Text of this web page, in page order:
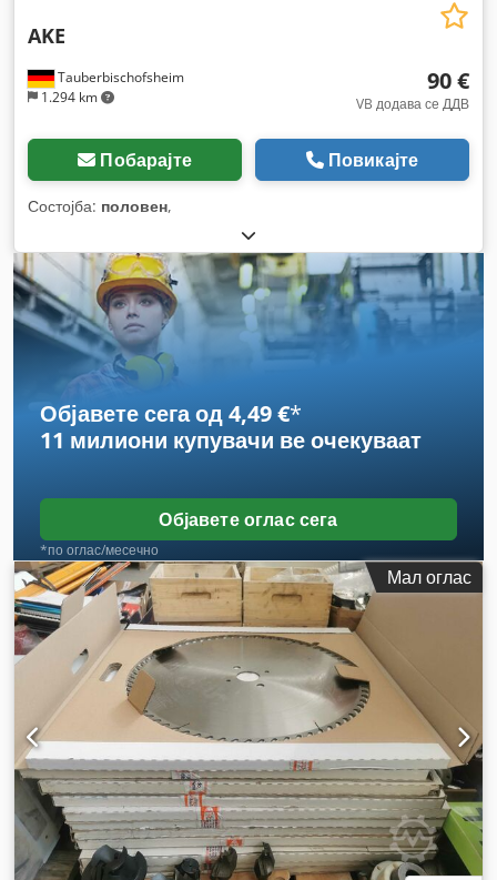
Tauberbischofsheim
1.294 km
AKE
90 €
VB додава се ДДВ
Побарајте Повикајте
Состојба: половен,
Објавете сега од 4,49 €*
11 милиони купувачи ве очекуваат
Објавете оглас сега
*по оглас/месечно
Мал оглас